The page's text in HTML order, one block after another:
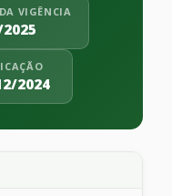
VIGÊNCIA
2024